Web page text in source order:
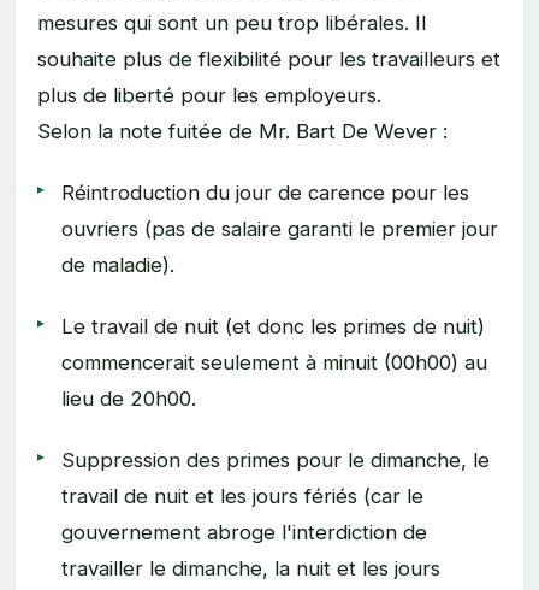
mesures qui sont un peu trop libérales. Il
souhaite plus de flexibilité pour les travailleurs et
plus de liberté pour les employeurs.
Selon la note fuitée de Mr. Bart De Wever :
Réintroduction du jour de carence pour les
ouvriers (pas de salaire garanti le premier jour
de maladie).
Le travail de nuit (et donc les primes de nuit)
commencerait seulement à minuit (00h00) au
lieu de 20h00.
Suppression des primes pour le dimanche, le
travail de nuit et les jours fériés (car le
gouvernement abroge l'interdiction de
travailler le dimanche, la nuit et les jours